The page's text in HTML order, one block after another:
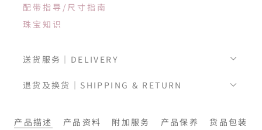
配带指导/尺寸指南
珠宝知识
送货服务｜DELIVERY
退货及换货｜SHIPPING & RETURN
产品描述 产品资料 附加服务 产品保养 货品包装